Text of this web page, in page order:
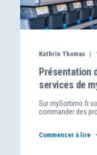
Kathrin Thomas
Présentation
services de
Sur mySortimo.fr
commander des
Commencer à lire